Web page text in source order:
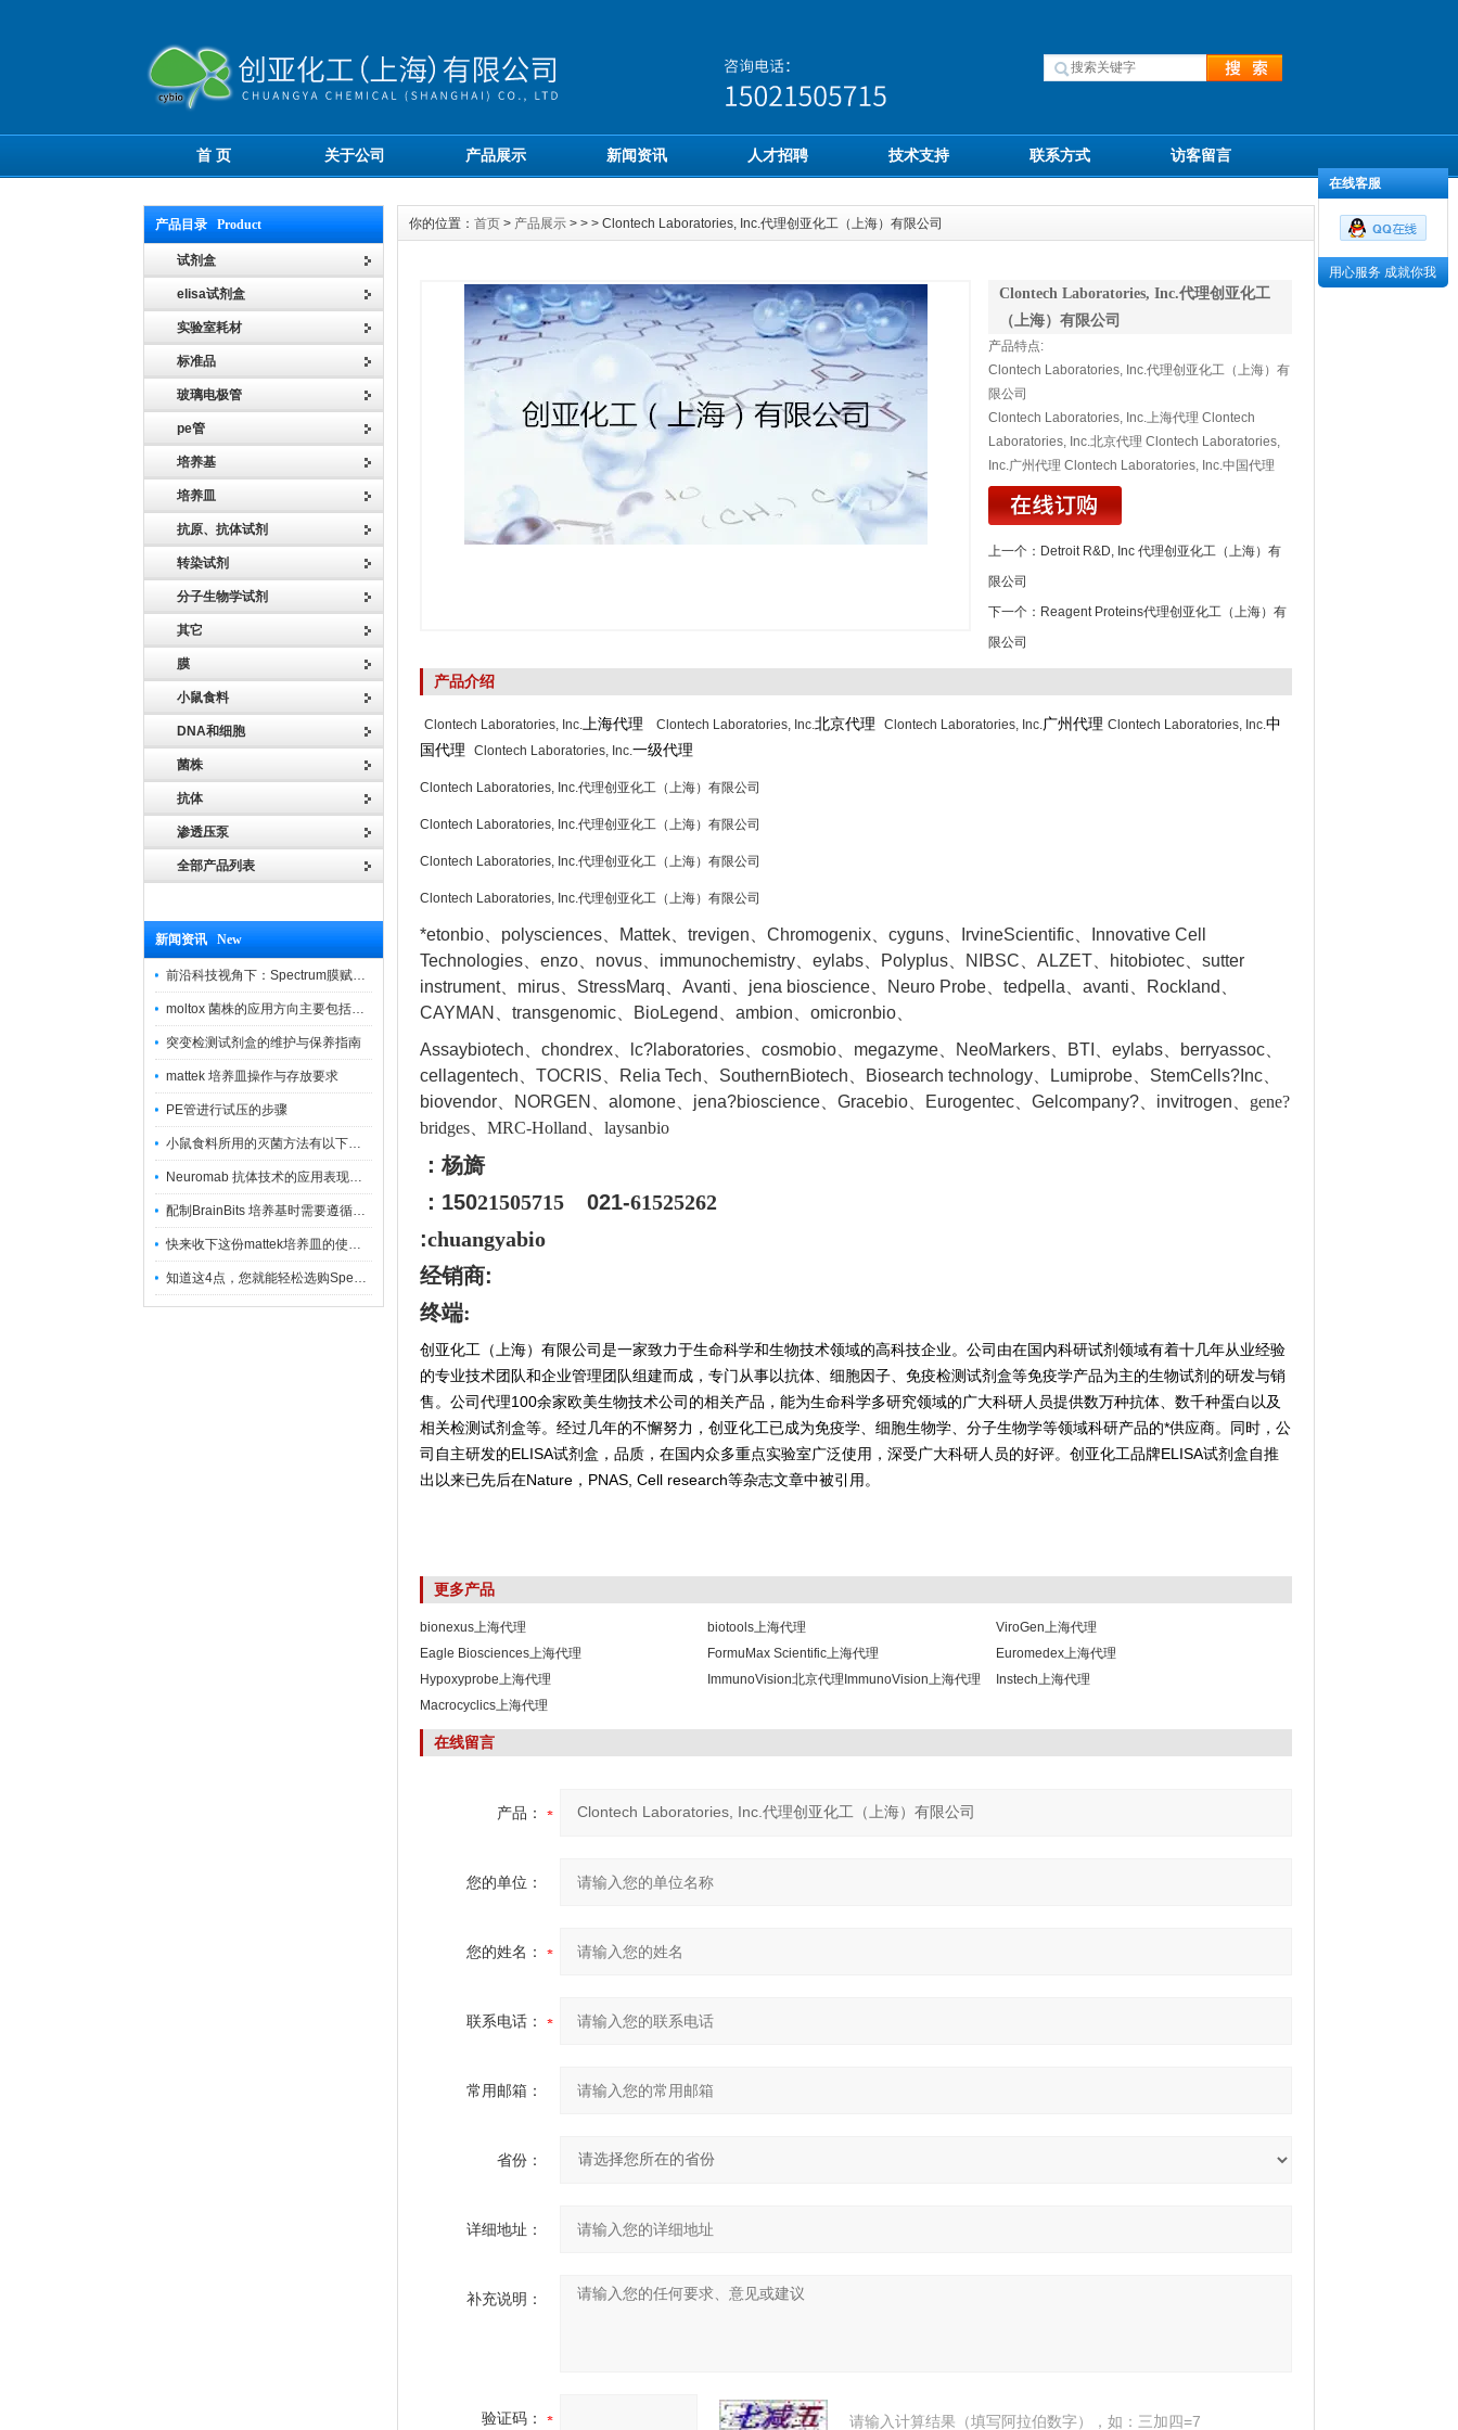
首 页 关于公司 产品展示 新闻资讯 人才招聘 技术支持 联系方式 访客留言
产品目录 Product
试剂盒
elisa试剂盒
实验室耗材
标准品
玻璃电极管
pe管
培养基
培养皿
抗原、抗体试剂
转染试剂
分子生物学试剂
其它
膜
小鼠食料
DNA和细胞
菌株
抗体
渗透压泵
全部产品列表
新闻资讯 New
前沿科技视角下：Spectrum膜赋能精密制造
moltox 菌株的应用方向主要包括以下几个方面
突变检测试剂盒的维护与保养指南
mattek 培养皿操作与存放要求
PE管进行试压的步骤
小鼠食料所用的灭菌方法有以下三种
Neuromab 抗体技术的应用表现在这几方面
配制BrainBits 培养基时需要遵循的原则
快来收下这份mattek培养皿的使用指南
知道这4点，您就能轻松选购Spectrum 膜
你的位置： 首页 > 产品展示 > > > Clontech Laboratories, Inc.代理创亚化工（上海）有限公司
Clontech Laboratories, Inc.代理创亚化工
（上海）有限公司
产品特点:
Clontech Laboratories, Inc.代理创亚化工（上海）有
限公司
Clontech Laboratories, Inc.上海代理 Clontech
Laboratories, Inc.北京代理 Clontech Laboratories,
Inc.广州代理 Clontech Laboratories, Inc.中国代理
上一个： Detroit R&D, Inc 代理创亚化工（上海）有
限公司
下一个： Reagent Proteins代理创亚化工（上海）有
限公司
产品介绍
Clontech Laboratories, Inc.上海代理 Clontech Laboratories, Inc.北京代理 Clontech Laboratories, Inc.广州代理 Clontech Laboratories, Inc.中
国代理 Clontech Laboratories, Inc.一级代理
Clontech Laboratories, Inc.代理创亚化工（上海）有限公司
Clontech Laboratories, Inc.代理创亚化工（上海）有限公司
Clontech Laboratories, Inc.代理创亚化工（上海）有限公司
Clontech Laboratories, Inc.代理创亚化工（上海）有限公司
*etonbio、polysciences、Mattek、trevigen、Chromogenix、cyguns、IrvineScientific、Innovative Cell
Technologies、enzo、novus、immunochemistry、eylabs、Polyplus、NIBSC、ALZET、hitobiotec、sutter
instrument、mirus、StressMarq、Avanti、jena bioscience、Neuro Probe、tedpella、avanti、Rockland、
CAYMAN、transgenomic、BioLegend、ambion、omicronbio、
Assaybiotech、chondrex、lc?laboratories、cosmobio、megazyme、NeoMarkers、BTI、eylabs、berryassoc、
cellagentech、TOCRIS、Relia Tech、SouthernBiotech、Biosearch technology、Lumiprobe、StemCells?Inc、
biovendor、NORGEN、a lomone、jena?bioscience、Gracebio、Eurogentec、Gelcompany?、invitrogen、 gene?
bridges、MRC-Holland、laysanbio
：杨旖
：15021505715 021-61525262
:chuangyabio
经销商:
终端:
创亚化工（上海）有限公司是一家致力于生命科学和生物技术领域的高科技企业。公司由在国内科研试剂领域有着十几年从业经验
的专业技术团队和企业管理团队组建而成，专门从事以抗体、细胞因子、免疫检测试剂盒等免疫学产品为主的生物试剂的研发与销
售。公司代理100余家欧美生物技术公司的相关产品，能为生命科学多研究领域的广大科研人员提供数万种抗体、数千种蛋白以及
相关检测试剂盒等。经过几年的不懈努力，创亚化工已成为免疫学、细胞生物学、分子生物学等领域科研产品的*供应商。同时，公
司自主研发的ELISA试剂盒，品质，在国内众多重点实验室广泛使用，深受广大科研人员的好评。创亚化工品牌ELISA试剂盒自推
出以来已先后在Nature，PNAS, Cell research等杂志文章中被引用。
更多产品
bionexus上海代理 biotools上海代理
ViroGen上海代理
Eagle Biosciences上海代理
FormuMax Scientific上海代理
Euromedex上海代理
Hypoxyprobe上海代理
ImmunoVision北京代理ImmunoVision上海代理
Instech上海代理
Macrocyclics上海代理
在线留言
产品：
您的单位：
您的姓名：
联系电话：
常用邮箱：
省份：
详细地址：
补充说明：
验证码： 请输入计算结果（填写阿拉伯数字），如：三加四=7
在线客服
用心服务 成就你我